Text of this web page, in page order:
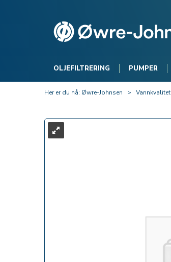
OLJEFILTRERING
PUMPER
Her er du nå: Øwre-Johnsen > Vannkvalitet